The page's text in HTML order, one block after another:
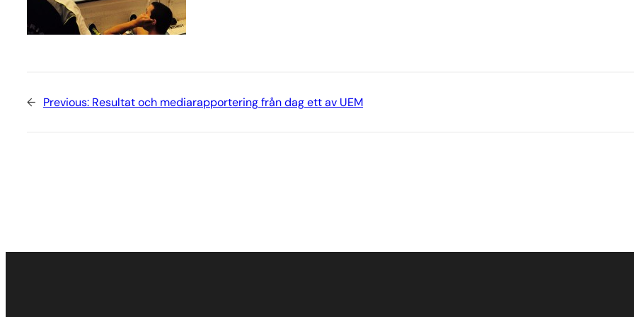
← Previous: Resultat och mediarapportering från dag ett av UEM